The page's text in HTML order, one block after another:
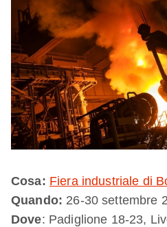
Cosa: Fiera industriale di
Quando: 26-30 settembre
Dove: Padiglione 18-23,